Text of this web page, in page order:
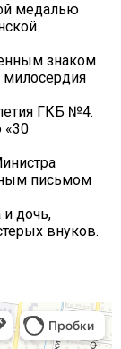
медалью
знаком
милосердия
ГКБ №4.
«30
письмом
дочь,
внуков.